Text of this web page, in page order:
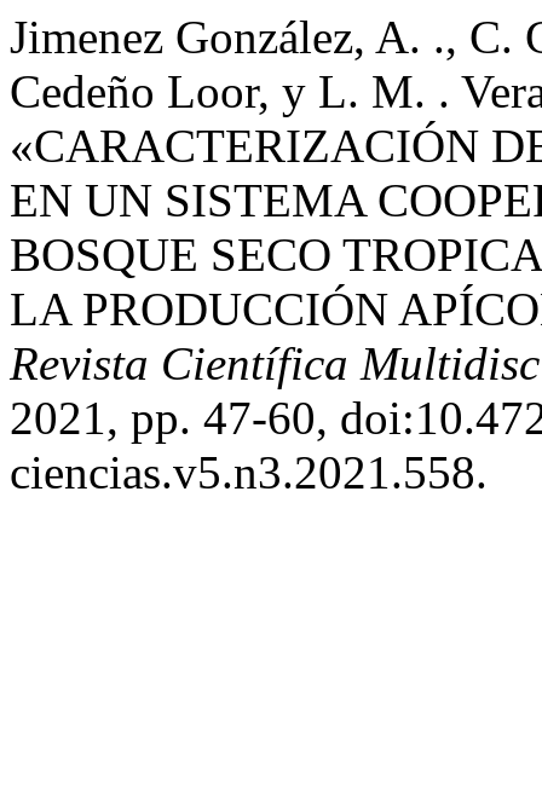
Jimenez González, A. ., C.
Cedeño Loor, y L. M. .
«CARACTERIZACIÓN
EN UN SISTEMA
BOSQUE SECO
LA PRODUCCIÓN
Revista Científica
2021, pp. 47-60,
ciencias.v5.n3.2021.558.